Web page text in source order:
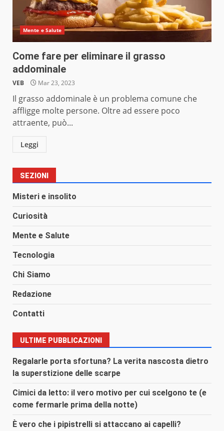
Mente e Salute
Come fare per eliminare il grasso
addominale
VEB Mar 23, 2023
Il grasso addominale è un problema comune che
affligge molte persone. Oltre ad essere poco
attraente, può...
Leggi
SEZIONI
Misteri e insolito
Curiosità
Mente e Salute
Tecnologia
Chi Siamo
Redazione
Contatti
ULTIME PUBBLICAZIONI
Regalarle porta sfortuna? La verita nascosta dietro
la superstizione delle scarpe
Cimici da letto: il vero motivo per cui scelgono te (e
come fermarle prima della notte)
È vero che i pipistrelli si attaccano ai capelli?